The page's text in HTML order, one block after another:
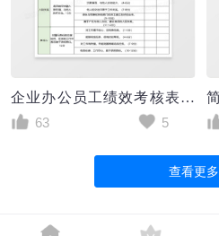
企业办公员工绩效考核表excel模板
63
5
查看更多